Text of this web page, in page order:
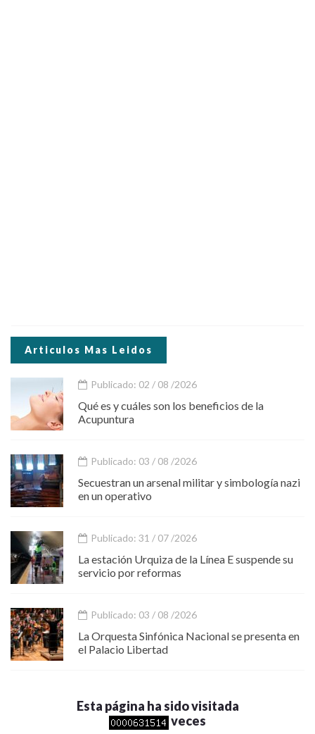
Articulos Mas Leidos
Publicado: 02 / 08 /2026
Qué es y cuáles son los beneficios de la
Acupuntura
Publicado: 03 / 08 /2026
Secuestran un arsenal militar y simbología nazi
en un operativo
Publicado: 31 / 07 /2026
La estación Urquiza de la Línea E suspende su
servicio por reformas
Publicado: 03 / 08 /2026
La Orquesta Sinfónica Nacional se presenta en
el Palacio Libertad
Esta página ha sido visitada
veces